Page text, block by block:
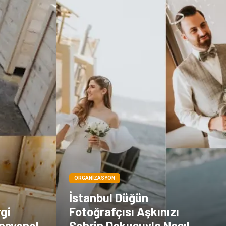
Göz Hastalıkları
Bakım
Sağlık Haberleri Blogroll
Spor Malzemeleri Hediyelik Eşya
Kültür Acil ve İlkyardım
ORGANIZASYON
İstanbul Düğün
Fotoğrafçısı Aşkınızı